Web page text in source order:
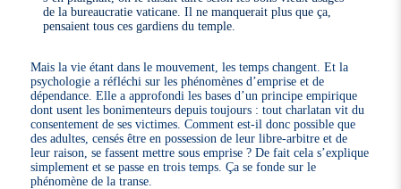
de la bureaucratie vaticane. Il ne manquerait plus que ça,
pensaient tous ces gardiens du temple.
Mais la vie étant dans le mouvement, les temps changent. Et la
psychologie a réfléchi sur les phénomènes d’emprise et de
dépendance. Elle a approfondi les bases d’un principe empirique
dont usent les bonimenteurs depuis toujours : tout charlatan vit du
consentement de ses victimes. Comment est-il donc possible que
des adultes, censés être en possession de leur libre-arbitre et de
leur raison, se fassent mettre sous emprise ? De fait cela s’explique
simplement et se passe en trois temps. Ça se fonde sur le
phénomène de la transe.